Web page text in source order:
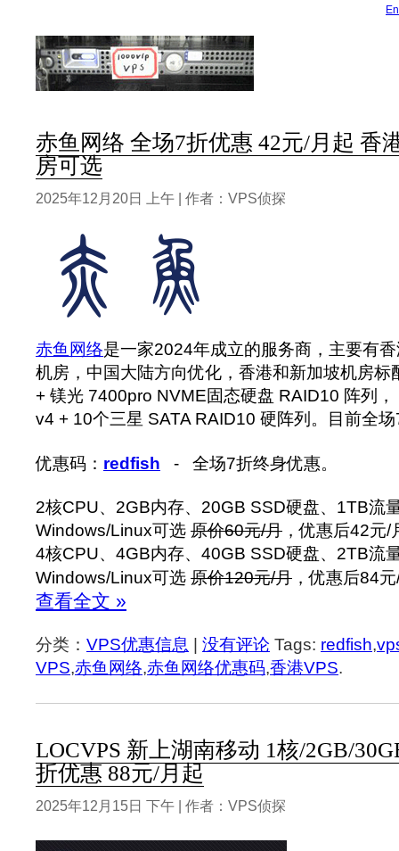
赤鱼网络 全场7折优惠 42元/月起 香
房可选
2025年12月20日 上午 | 作者：VPS侦探
赤鱼网络是一家2024年成立的服务商，主要有
机房，中国大陆方向优化，香港和新加坡机房
+ 镁光 7400pro NVME固态硬盘 RAID10 阵列
v4 + 10个三星 SATA RAID10 硬阵列。目前全
优惠码： redfish - 全场7折终身优惠。
2核CPU、2GB内存、20GB SSD硬盘、1TB流
Windows/Linux可选 原价60元/月 ，优惠后42元/
4核CPU、4GB内存、40GB SSD硬盘、2TB流
Windows/Linux可选 原价120元/月 ，优惠后84
查看全文 »
分类： VPS优惠信息 没有评论 Tags: redfish,
VPS,赤鱼网络,赤鱼网络优惠码,香港VPS.
LOCVPS 新上湖南移动 1核/2GB/
折优惠 88元/月起
2025年12月15日 下午 | 作者：VPS侦探